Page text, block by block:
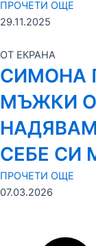
ПРОЧЕТИ ОЩЕ
29.11.2025
ОТ ЕКРАНА
СИМОНА
МЪЖКИ
СЕБЕ СИ
ПРОЧЕТИ ОЩЕ
07.03.2026